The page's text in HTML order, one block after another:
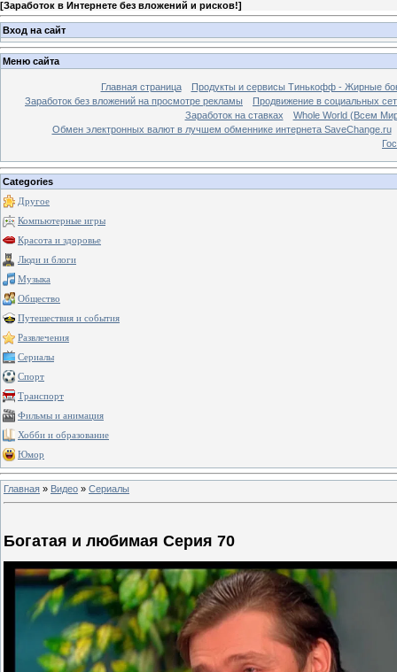
[Заработок в Интернете без вложений и рисков!]
Вход на сайт
Меню сайта
Главная страница
Продукты и сервисы Тинькофф - Жирные
Заработок без вложений на просмотре рекламы
Продвижение в социальных
Заработок на ставках
Whole World (Всем
Обмен электронных валют в лучшем обменнике интернета SaveChange.ru
Categories
Другое
Компьютерные игры
Красота и здоровье
Люди и блоги
Музыка
Общество
Путешествия и события
Развлечения
Сериалы
Спорт
Транспорт
Фильмы и анимация
Хобби и образование
Юмор
Главная » Видео » Сериалы
Богатая и любимая Серия 70